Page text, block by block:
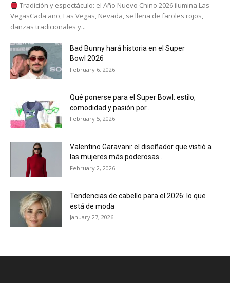
Tradición y espectáculo: el Año Nuevo Chino 2026 ilumina Las
VegasCada año, Las Vegas, Nevada, se llena de faroles rojos,
danzas tradicionales y...
Bad Bunny hará historia en el Super
Bowl 2026
February 6, 2026
Qué ponerse para el Super Bowl: estilo,
comodidad y pasión por...
February 5, 2026
Valentino Garavani: el diseñador que vistió a
las mujeres más poderosas...
February 2, 2026
Tendencias de cabello para el 2026: lo que
está de moda
January 27, 2026